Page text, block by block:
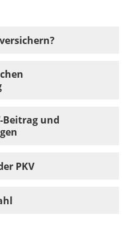
Beitrag und
PKV